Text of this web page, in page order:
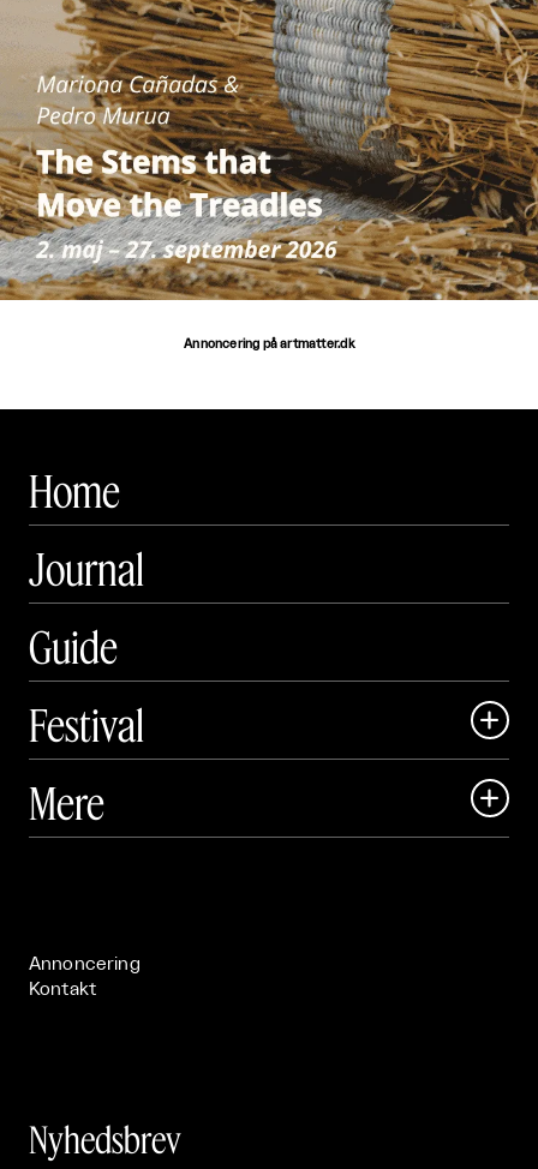
Annoncering på artmatter.dk
Home
Journal
Guide
Festival

 Art Matter Festival
Mere 
Annoncering
Kontakt
Nyhedsbrev